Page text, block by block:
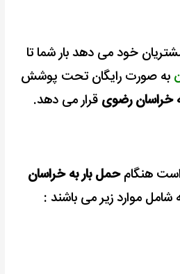
مشتریان خود می دهد بار شما تا
به صورت رایگان تحت پوشش
خراسان رضوی قرار می دهد.
هنگامحمل بار به خراسان
موارد زیر می باشند :